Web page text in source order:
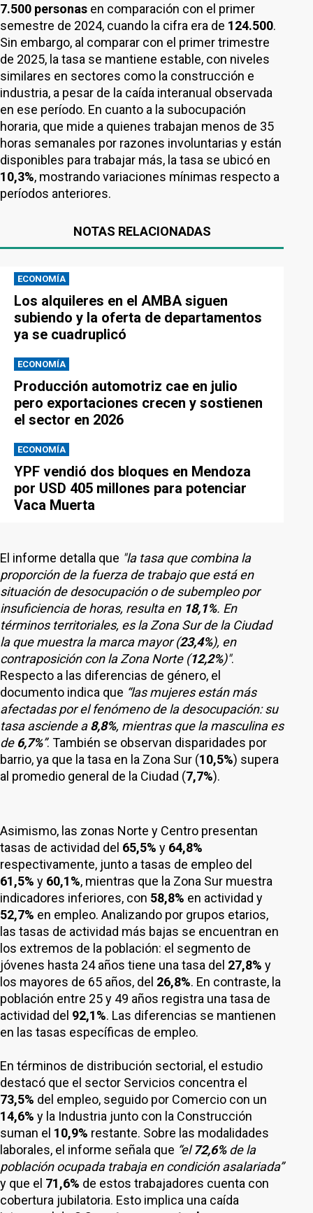
7.500 personas en comparación con el primer
semestre de 2024, cuando la cifra era de 124.500.
Sin embargo, al comparar con el primer trimestre
de 2025, la tasa se mantiene estable, con niveles
similares en sectores como la construcción e
industria, a pesar de la caída interanual observada
en ese período. En cuanto a la subocupación
horaria, que mide a quienes trabajan menos de 35
horas semanales por razones involuntarias y están
disponibles para trabajar más, la tasa se ubicó en
10,3%, mostrando variaciones mínimas respecto a
períodos anteriores.
NOTAS RELACIONADAS
ECONOMÍA
Los alquileres en el AMBA siguen
subiendo y la oferta de departamentos
ya se cuadruplicó
ECONOMÍA
Producción automotriz cae en julio
pero exportaciones crecen y sostienen
el sector en 2026
ECONOMÍA
YPF vendió dos bloques en Mendoza
por USD 405 millones para potenciar
Vaca Muerta
El informe detalla que "la tasa que combina la
proporción de la fuerza de trabajo que está en
situación de desocupación o de subempleo por
insuficiencia de horas, resulta en 18,1%. En
términos territoriales, es la Zona Sur de la Ciudad
la que muestra la marca mayor (23,4%), en
contraposición con la Zona Norte (12,2%)".
Respecto a las diferencias de género, el
documento indica que “las mujeres están más
afectadas por el fenómeno de la desocupación: su
tasa asciende a8,8%, mientras que la masculina es
de 6,7%”. También se observan disparidades por
barrio, ya que la tasa en la Zona Sur (10,5%) supera
al promedio general de la Ciudad (7,7%).
Asimismo, las zonas Norte y Centro presentan
tasas de actividad del 65,5% y 64,8%
respectivamente, junto a tasas de empleo del
61,5% y 60,1%, mientras que la Zona Sur muestra
indicadores inferiores, con 58,8% en actividad y
52,7% en empleo. Analizando por grupos etarios,
las tasas de actividad más bajas se encuentran en
los extremos de la población: el segmento de
jóvenes hasta 24 años tiene una tasa del 27,8% y
los mayores de 65 años, del 26,8%. En contraste, la
población entre 25 y 49 años registra una tasa de
actividad del 92,1%. Las diferencias se mantienen
en las tasas específicas de empleo.
En términos de distribución sectorial, el estudio
destacó que el sector Servicios concentra el
73,5% del empleo, seguido por Comercio con un
14,6% y la Industria junto con la Construcción
suman el 10,9% restante. Sobre las modalidades
laborales, el informe señala que “el72,6%de la
población ocupada trabaja en condición asalariada”
y que el 71,6% de estos trabajadores cuenta con
cobertura jubilatoria. Esto implica una caída